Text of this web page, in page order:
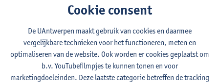
Onderwijs Robbe De
Laet
Cookie consent
De UAntwerpen maakt gebruik van cookies en daarmee
vergelijkbare technieken voor het functioneren, meten en
optimaliseren van de website. Ook worden er cookies geplaatst om
b.v. YouTubefilmpjes te kunnen tonen en voor
marketingdoeleinden. Deze laatste categorie betreffen de tracking